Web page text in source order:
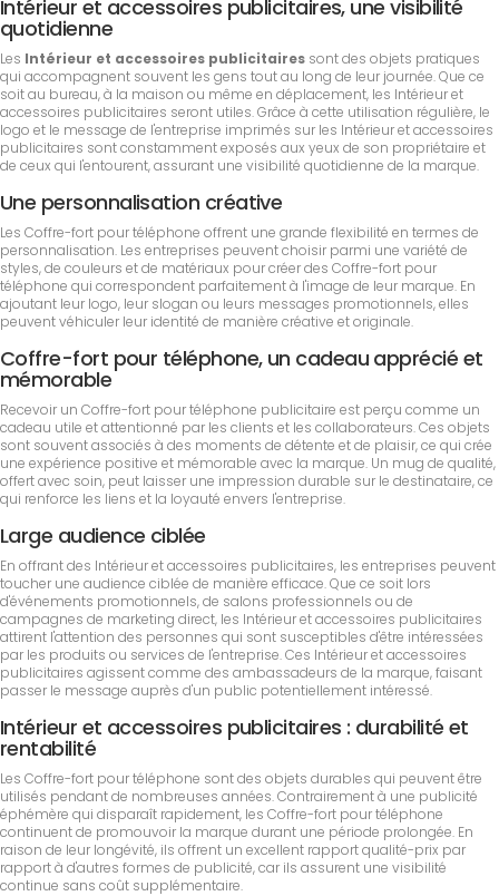
Intérieur et accessoires publicitaires, une visibilité
quotidienne
Les Intérieur et accessoires publicitaires sont des objets pratiques
qui accompagnent souvent les gens tout au long de leur journée. Que ce
soit au bureau, à la maison ou même en déplacement, les Intérieur et
accessoires publicitaires seront utiles. Grâce à cette utilisation régulière, le
logo et le message de l'entreprise imprimés sur les Intérieur et accessoires
publicitaires sont constamment exposés aux yeux de son propriétaire et
de ceux qui l'entourent, assurant une visibilité quotidienne de la marque.
Une personnalisation créative
Les Coffre-fort pour téléphone offrent une grande flexibilité en termes de
personnalisation. Les entreprises peuvent choisir parmi une variété de
styles, de couleurs et de matériaux pour créer des Coffre-fort pour
téléphone qui correspondent parfaitement à l'image de leur marque. En
ajoutant leur logo, leur slogan ou leurs messages promotionnels, elles
peuvent véhiculer leur identité de manière créative et originale.
Coffre-fort pour téléphone, un cadeau apprécié et
mémorable
Recevoir un Coffre-fort pour téléphone publicitaire est perçu comme un
cadeau utile et attentionné par les clients et les collaborateurs. Ces objets
sont souvent associés à des moments de détente et de plaisir, ce qui crée
une expérience positive et mémorable avec la marque. Un mug de qualité,
offert avec soin, peut laisser une impression durable sur le destinataire, ce
qui renforce les liens et la loyauté envers l'entreprise.
Large audience ciblée
En offrant des Intérieur et accessoires publicitaires, les entreprises peuvent
toucher une audience ciblée de manière efficace. Que ce soit lors
d'événements promotionnels, de salons professionnels ou de
campagnes de marketing direct, les Intérieur et accessoires publicitaires
attirent l'attention des personnes qui sont susceptibles d'être intéressées
par les produits ou services de l'entreprise. Ces Intérieur et accessoires
publicitaires agissent comme des ambassadeurs de la marque, faisant
passer le message auprès d'un public potentiellement intéressé.
Intérieur et accessoires publicitaires : durabilité et
rentabilité
Les Coffre-fort pour téléphone sont des objets durables qui peuvent être
utilisés pendant de nombreuses années. Contrairement à une publicité
éphémère qui disparaît rapidement, les Coffre-fort pour téléphone
continuent de promouvoir la marque durant une période prolongée. En
raison de leur longévité, ils offrent un excellent rapport qualité-prix par
rapport à d'autres formes de publicité, car ils assurent une visibilité
continue sans coût supplémentaire.